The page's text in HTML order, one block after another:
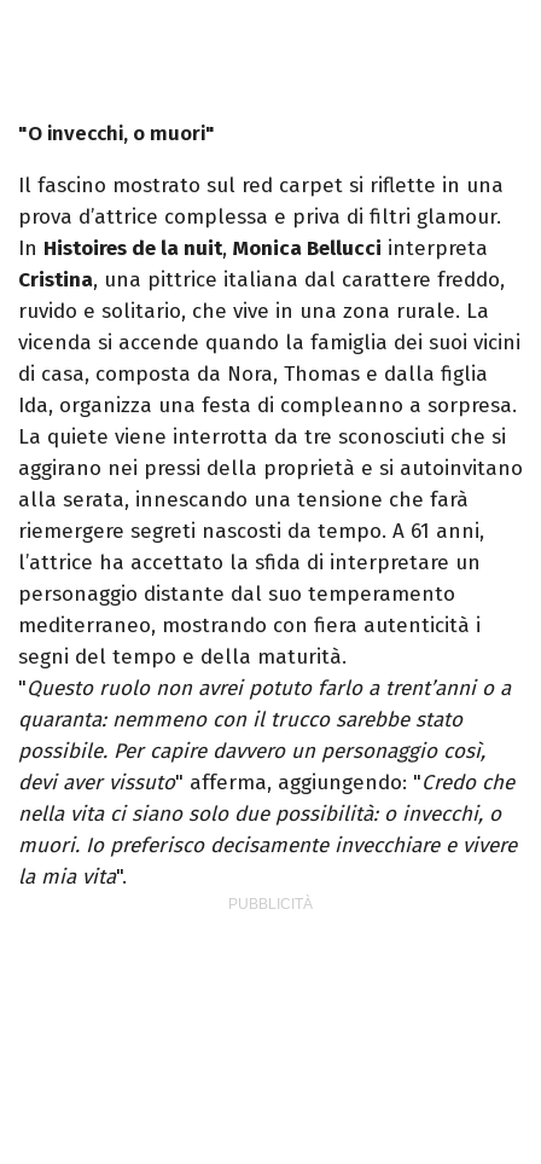
"O invecchi, o muori"
Il fascino mostrato sul red carpet si riflette in una
prova d’attrice complessa e priva di filtri glamour.
In Histoires de la nuit, Monica Bellucci interpreta
Cristina, una pittrice italiana dal carattere freddo,
ruvido e solitario, che vive in una zona rurale. La
vicenda si accende quando la famiglia dei suoi vicini
di casa, composta da Nora, Thomas e dalla figlia
Ida, organizza una festa di compleanno a sorpresa.
La quiete viene interrotta da tre sconosciuti che si
aggirano nei pressi della proprietà e si autoinvitano
alla serata, innescando una tensione che farà
riemergere segreti nascosti da tempo. A 61 anni,
l’attrice ha accettato la sfida di interpretare un
personaggio distante dal suo temperamento
mediterraneo, mostrando con fiera autenticità i
segni del tempo e della maturità.
"Questo ruolo non avrei potuto farlo a trent’anni o a
quaranta: nemmeno con il trucco sarebbe stato
possibile. Per capire davvero un personaggio così,
devi aver vissuto" afferma, aggiungendo: "Credo che
nella vita ci siano solo due possibilità: o invecchi, o
muori. Io preferisco decisamente invecchiare e vivere
la mia vita".